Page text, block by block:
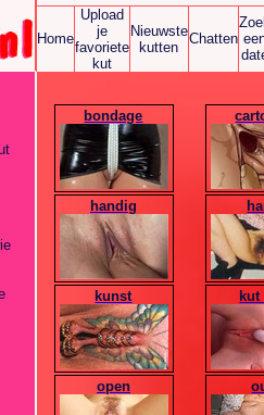
Home
Upload
je
favoriete
kut
Nieuwste
kutten
Chatten
bondage
handig
kunst kut
open